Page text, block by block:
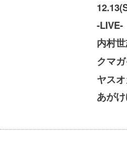
-LIVE-
内村
クマ
ヤス
あが